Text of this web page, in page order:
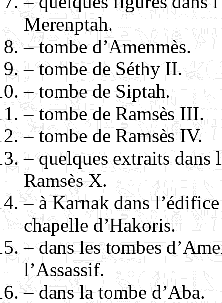
Merenptah.
– tombe d’Amenmès.
– tombe de Séthy II.
– tombe de Siptah.
– tombe de Ramsès III.
– tombe de Ramsès IV.
– quelques extraits dans
Ramsès X.
– à Karnak dans
chapelle d’Hakoris.
– dans les tombes
l’Assassif.
– dans la tombe d’Aba.